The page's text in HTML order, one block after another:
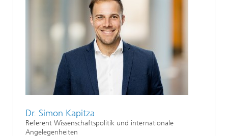
Dr. Simon Kapitza
Referent Wissenschaftspolitik und internationale
Angelegenheiten